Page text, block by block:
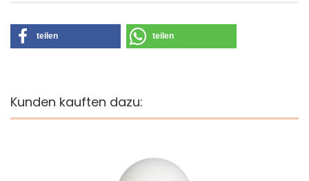
teilen teilen
Kunden kauften dazu: